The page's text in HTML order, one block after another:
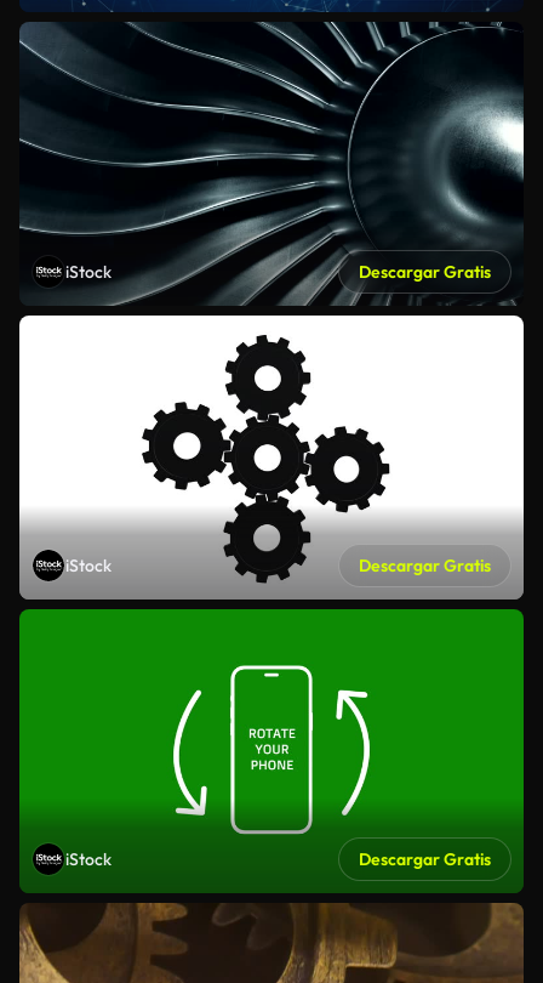
iStock Descargar Gratis
iStock Descargar Gratis
iStock Descargar Gratis